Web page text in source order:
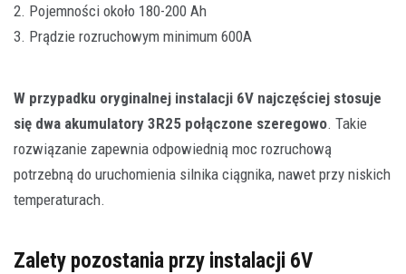
2. Pojemności około 180-200 Ah
3. Prądzie rozruchowym minimum 600A
W przypadku oryginalnej instalacji 6V najczęściej stosuje
się dwa akumulatory 3R25 połączone szeregowo. Takie
rozwiązanie zapewnia odpowiednią moc rozruchową
potrzebną do uruchomienia silnika ciągnika, nawet przy niskich
temperaturach.
Zalety pozostania przy instalacji 6V